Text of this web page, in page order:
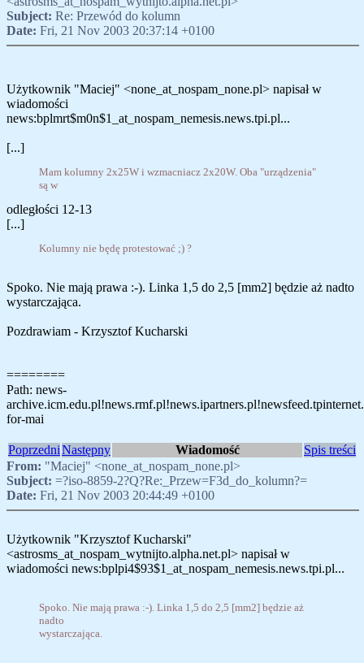
Subject: Re: Przewód do kolumn
Date: Fri, 21 Nov 2003 20:37:14 +0100
Użytkownik "Maciej" <none_at_nospam_none.pl> napisał w
wiadomości
news:bplmrt$m0n$1_at_nospam_nemesis.news.tpi.pl...
[...]
Mam kolumny 2x25W i wzmacniacz 2x20W. Oba "urządzenia"
są w
odległości 12-13
[...]
Kolumny nie będę protestować ;) ?
Spoko. Nie mają prawa :-). Linka 1,5 do 2,5 [mm2] będzie aż nadto
wystarczająca.
Pozdrawiam - Krzysztof Kucharski
========
Path: news-
for-mai
PoprzedniNastępny Wiadomość
Spis treści
From: "Maciej" <none_at_nospam_none.pl>
Subject: =?iso-8859-2?Q?Re:_Przew=F3d_do_kolumn?=
Date: Fri, 21 Nov 2003 20:44:49 +0100
Użytkownik "Krzysztof Kucharski"
<astrosms_at_nospam_wytnijto.alpha.net.pl> napisał w
wiadomości news:bplpi4$93$1_at_nospam_nemesis.news.tpi.pl...
Spoko. Nie mają prawa :-). Linka 1,5 do 2,5 [mm2] będzie aż
nadto
wystarczająca.